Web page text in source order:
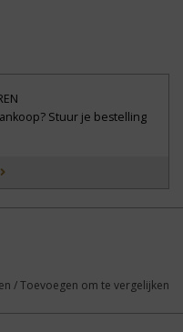
Stuur je bestelling
/Toevoegen om te vergelijken